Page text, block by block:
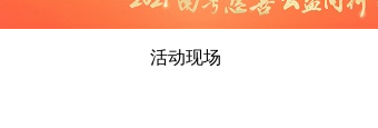
活动现场